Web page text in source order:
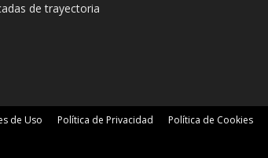
de trayectoria
de Uso Política de Privacidad Política de Cookies